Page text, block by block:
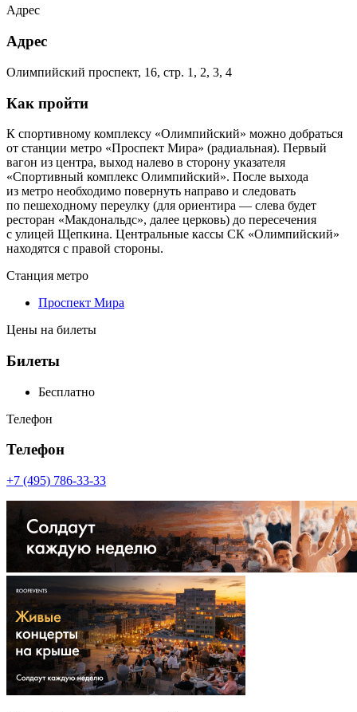
Адрес
Адрес
Олимпийский проспект, 16, стр. 1, 2, 3, 4
Как пройти
К спортивному комплексу «Олимпийский» можно добраться
от станции метро «Проспект Мира» (радиальная). Первый
вагон из центра, выход налево в сторону указателя
«Спортивный комплекс Олимпийский». После выхода
из метро необходимо повернуть направо и следовать
по пешеходному переулку (для ориентира — слева будет
ресторан «Макдональдс», далее церковь) до пересечения
с улицей Щепкина. Центральные кассы СК «Олимпийский»
находятся с правой стороны.
Станция метро
Проспект Мира
Цены на билеты
Билеты
Бесплатно
Телефон
Телефон
+7 (495) 786-33-33